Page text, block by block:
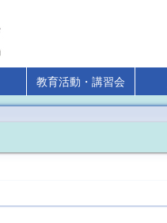
教育活動・講習会